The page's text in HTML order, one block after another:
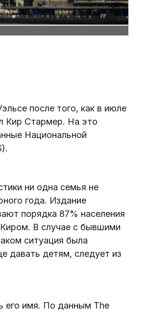
после того, как в июле
Кир Стармер. На это
Национальной
ни одна семья не
года. Издание
порядка 87% населения
Киром. В случае с бывшими
ситуация была
давать детям, следует из
его имя. По данным The